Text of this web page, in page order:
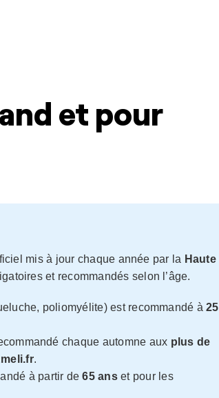
et pour
mis à jour chaque année par la Haute
et recommandés selon l’âge.
poliomyélite) est recommandé à25
chaque automne aux plus de
.
à partir de65 anset pour les